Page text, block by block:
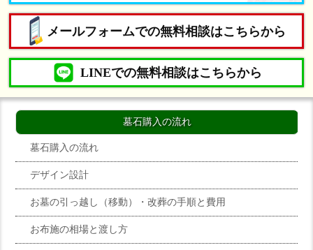
メールフォームでの無料相談はこちらから
LINEでの無料相談はこちらから
墓石購入の流れ
墓石購入の流れ
デザイン設計
お墓の引っ越し（移動）・改葬の手順と費用
お布施の相場と渡し方